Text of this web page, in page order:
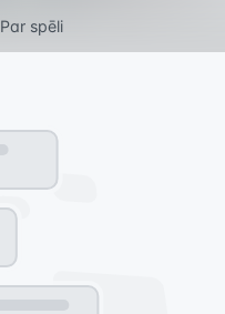
Par spēli